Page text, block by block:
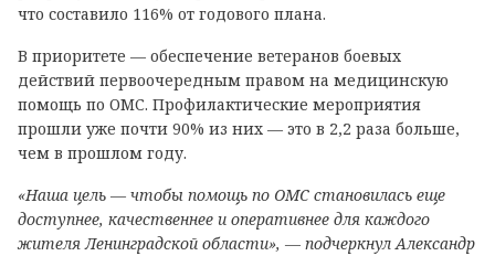
что составило 116% от годового плана.
В приоритете — обеспечение ветеранов боевых
действий первоочередным правом на медицинскую
помощь по ОМС. Профилактические мероприятия
прошли уже почти 90% из них — это в 2,2 раза больше,
чем в прошлом году.
«Наша цель — чтобы помощь по ОМС становилась еще
доступнее, качественнее и оперативнее для каждого
жителя Ленинградской области», — подчеркнул Александр